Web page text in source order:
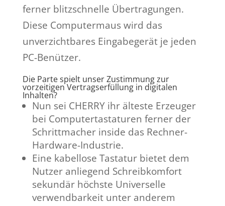
ferner blitzschnelle Übertragungen.
Diese Computermaus wird das
unverzichtbares Eingabegerät je jeden
PC-Benützer.
Die Parte spielt unser Zustimmung zur
vorzeitigen Vertragserfüllung in digitalen
Inhalten?
Nun sei CHERRY ihr älteste Erzeuger
bei Computertastaturen ferner der
Schrittmacher inside das Rechner-
Hardware-Industrie.
Eine kabellose Tastatur bietet dem
Nutzer anliegend Schreibkomfort
sekundär höchste Universelle
verwendbarkeit unter anderem